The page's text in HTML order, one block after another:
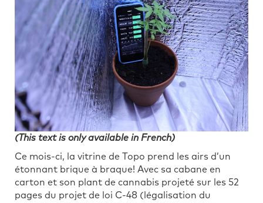
(This text is only available in French)
Ce mois-ci, la vitrine de Topo prend les airs d’un
étonnant brique à braque! Avec sa cabane en
carton et son plant de cannabis projeté sur les 52
pages du projet de loi C-48 (légalisation du